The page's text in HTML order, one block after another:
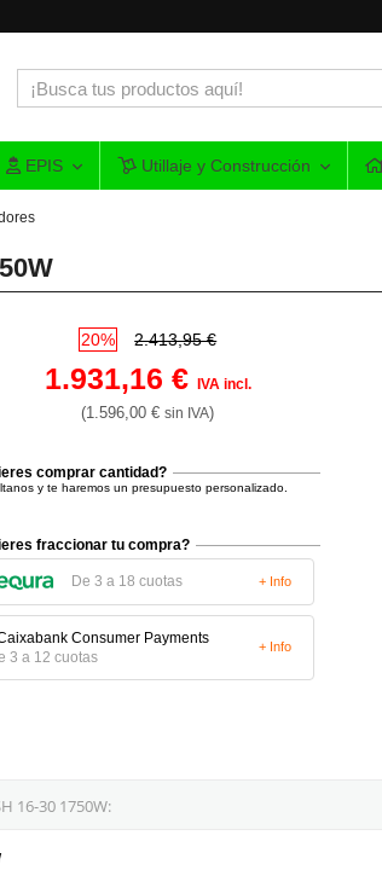
EPIS Utillaje y Construcción
20% 2.413,95 €
1.931,16 € IVA incl.
(1.596,00 €sin IVA)
comprar cantidad?
y te haremos un presupuesto personalizado.
fraccionar tu compra?
De 3 a 18 cuotas + Info
3 a 12 cuotas
+ Info
16-30 1750W: